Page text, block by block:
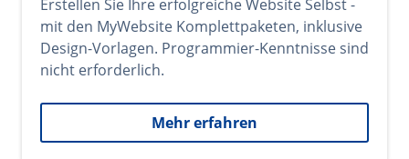
Erstellen Sie Ihre erfolgreiche Website Selbst -
mit den MyWebsite Komplettpaketen, inklusive
Design-Vorlagen. Programmier-Kenntnisse sind
nicht erforderlich.
Mehr erfahren